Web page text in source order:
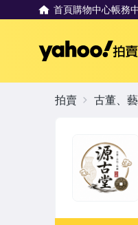
首頁購物中心帳務
拍賣 古董、